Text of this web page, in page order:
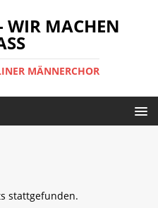
WIR MACHEN
MÄNNERCHOR
stattgefunden.